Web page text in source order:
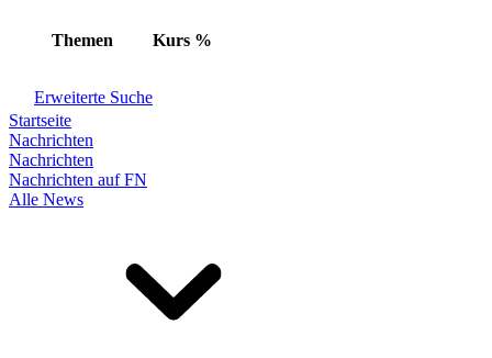
Themen Kurs %
Erweiterte Suche
Startseite
Nachrichten
Nachrichten
Nachrichten auf FN
Alle News